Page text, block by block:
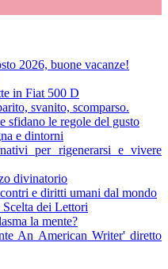
2026, buone vacanze!
in Fiat 500 D
svanito, scomparso.
sfidano le regole del gusto
e dintorni
per rigenerarsi e vivere
divinatorio
e diritti umani dal mondo
dei Lettori
la mente?
An American Writer' diretto